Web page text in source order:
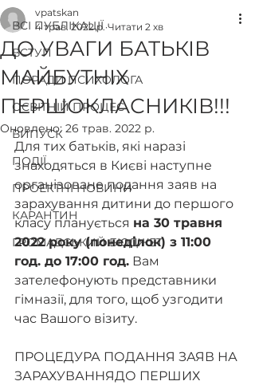
ВСІ ПУБЛІКАЦІЇ
ВСТУП
ПОРАДИ ПСИХОЛОГА
ОСВІТНІЙ ПРОЦЕС
ВИПУСК
ПОДІЇ
ПРОЕКТНІ НОВИНИ
КАРАНТИН
ГРОМАДСЬКИЙ БЮДЖЕТ
ДО УВАГИ БАТЬКІВ
МАЙБУТНІХ
ПЕРШОКЛАСНИКІВ!!!
vpatskan
4 трав. 2022 р. Читати 2 хв
Оновлено: 26 трав. 2022 р.
Для тих батьків, які наразі
знаходяться в Києві наступне
організоване подання заяв на
зарахування дитини до першого
класу планується на 30 травня
2022 року (понеділок) з 11:00
год. до 17:00 год. Вам
зателефонують представники
гімназії, для того, щоб узгодити
час Вашого візиту.
ПРОЦЕДУРА ПОДАННЯ ЗАЯВ НА
ЗАРАХУВАННЯДО ПЕРШИХ